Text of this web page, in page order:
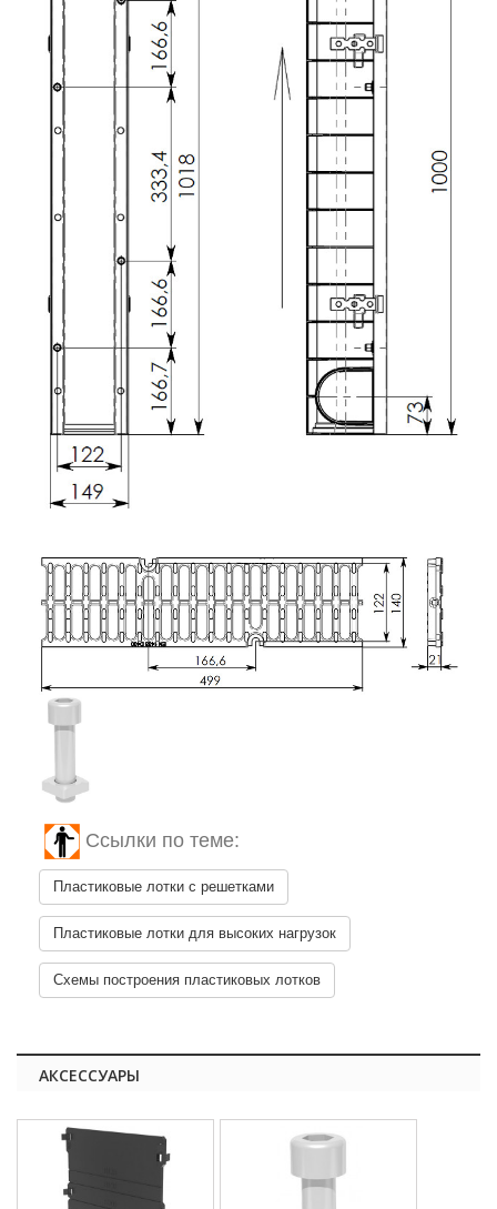
Ссылки по теме:
Пластиковые лотки с решетками
Пластиковые лотки для высоких нагрузок
Схемы построения пластиковых лотков
АКСЕССУАРЫ